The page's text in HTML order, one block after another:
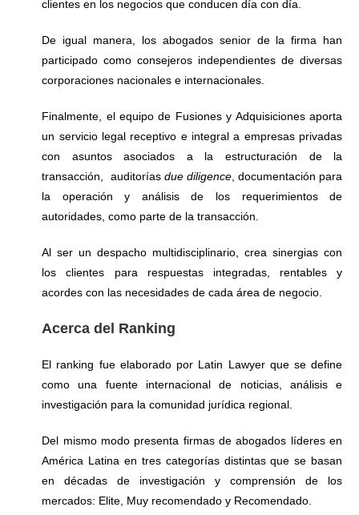
clientes en los negocios que conducen día con día.
De igual manera, los abogados senior de la firma han
participado como consejeros independientes de diversas
corporaciones nacionales e internacionales.
Finalmente, el equipo de Fusiones y Adquisiciones aporta
un servicio legal receptivo e integral a empresas privadas
con asuntos asociados a la estructuración de la
transacción, auditorías due diligence, documentación para
la operación y análisis de los requerimientos de
autoridades, como parte de la transacción.
Al ser un despacho multidisciplinario, crea sinergias con
los clientes para respuestas integradas, rentables y
acordes con las necesidades de cada área de negocio.
Acerca del Ranking
El ranking fue elaborado por Latin Lawyer que se define
como una fuente internacional de noticias, análisis e
investigación para la comunidad jurídica regional.
Del mismo modo presenta firmas de abogados líderes en
América Latina en tres categorías distintas que se basan
en décadas de investigación y comprensión de los
mercados: Elite, Muy recomendado y Recomendado.